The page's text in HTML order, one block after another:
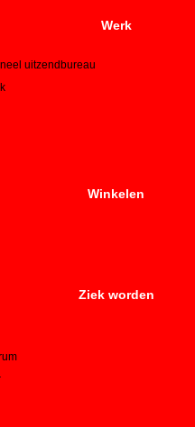
Werk
uitzendbureau
Winkelen
Ziek worden